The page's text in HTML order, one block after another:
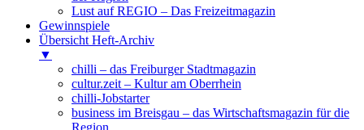
Lust auf REGIO – Das Freizeitmagazin
Gewinnspiele
Übersicht Heft-Archiv
▼
chilli – das Freiburger Stadtmagazin
cultur.zeit – Kultur am Oberrhein
chilli-Jobstarter
business im Breisgau – das Wirtschaftsmagazin für die
Region